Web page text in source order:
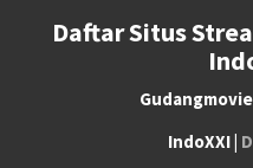
Daftar Situs
IndoXXI |